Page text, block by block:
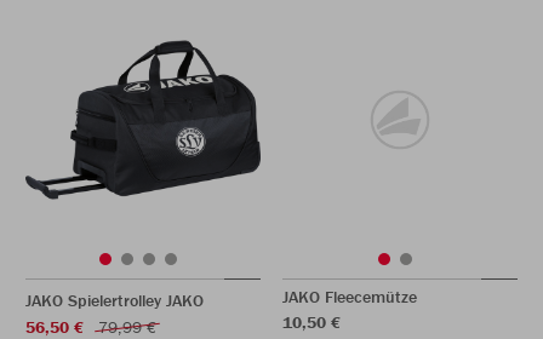
JAKO Spielertrolley JAKO
56,50 €
79,99 €
JAKO Fleecemütze
10,50 €